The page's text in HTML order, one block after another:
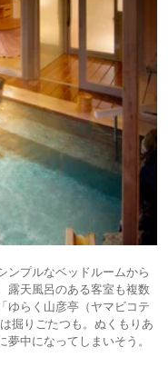
ンプルなベッドルームから
露天風呂のある客室も複数
ゆらく山彦亭（ヤマビコテ
掘りごたつも。ぬくもりあ
中になってしまいそう。